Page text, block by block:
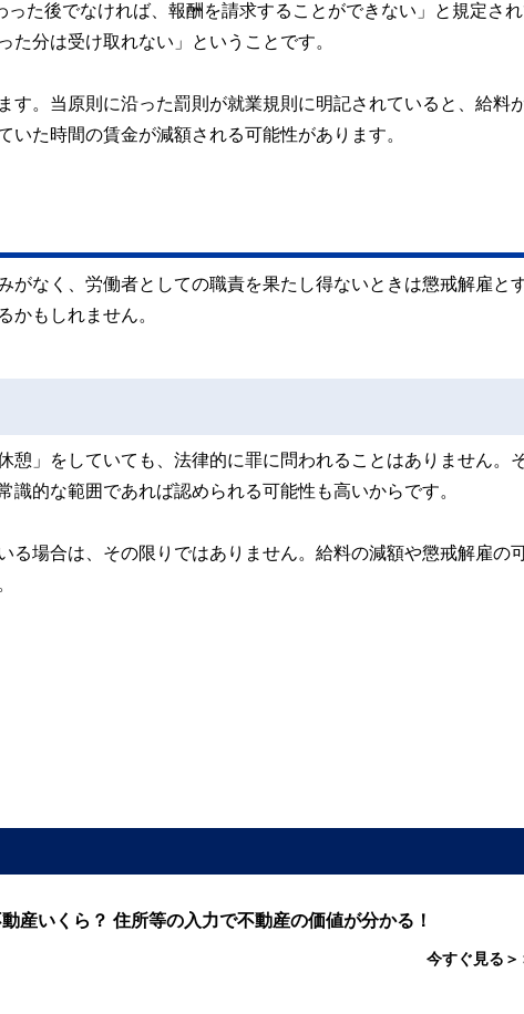
た後でなければ、報酬を請求することができない」と規定さ
た分は受け取れない」ということです。
す。当原則に沿った罰則が就業規則に明記されていると、給料
た時間の賃金が減額される可能性があります。
なく、労働者としての職責を果たし得ないときは懲戒解雇とす
かもしれません。
憩」をしていても、法律的に罪に問われることはありません。
的な範囲であれば認められる可能性も高いからです。
る場合は、その限りではありません。給料の減額や懲戒解雇の
産いくら？ 住所等の入力で不動産の価値が分かる！
今すぐ見る＞